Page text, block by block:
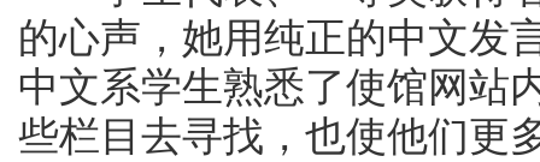
的心声，她用纯正的中文发
中文系学生熟悉了使馆网站
些栏目去寻找，也使他们更